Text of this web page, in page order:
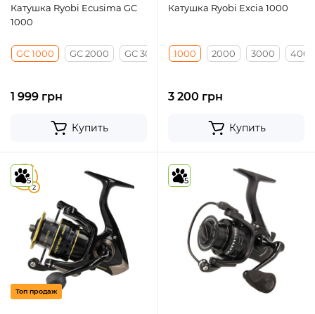
Катушка Ryobi Ecusima GC
1000
GC 1000 GC 2000 GC 3000 GC 4000
1 999 грн
Купить
Катушка Ryobi Excia 1000
1000 2000 3000 4000
3 200 грн
Купить
5
2
5
Топ продаж
5